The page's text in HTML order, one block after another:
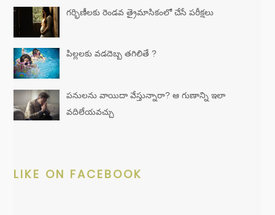
గర్భిణీలకు రెండవ త్రైమాసికంలో చేసే పరీక్షలు
పిల్లలకు వడదెబ్బ తగిలితే ?
పనులను వాయిదా వేస్తున్నారా? ఆ గుణాన్ని ఇలా
వదిలేయవచ్చు
LIKE ON FACEBOOK